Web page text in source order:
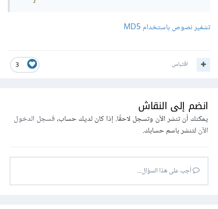
تشفير نصوص باستخدام MD5
3 اقتباس
انضم إلى النقاش
يمكنك أن تنشر الآن وتسجل لاحقًا. إذا كان لديك حساب،فسجل الدخول
الآنلتنشر باسم حسابك.
أجب على هذا السؤال...